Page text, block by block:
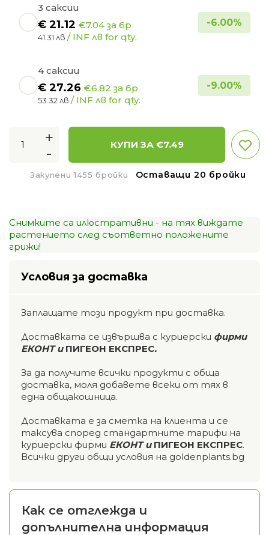
3 саксии
€ 21.12 €7.04 за бр
41.31 лв / INF лв for qty.
-6.00%
4 саксии
€ 27.26 €6.82 за бр
53.32 лв / INF лв for qty.
-9.00%
+
-
КУПИ ЗА €7.49
Закупени 1455 бройки Оставащи 20 бройки
Снимките са илюстративни - на тях виждате
растението след съответно положените
грижи!
Условия за доставка
Заплащате този продукт при доставка.
Доставката се извършва с куриерски фирми
ЕКОНТ и ПИГЕОН ЕКСПРЕС.
За да получите всички продукти с обща
доставка, моля добавете всеки от тях в
една общакошница.
Доставката е за сметка на клиента и се
таксува според стандартните тарифи на
куриерски фирми ЕКОНТ и ПИГЕОН ЕКСПРЕС.
Всички други общи условия на goldenplants.bg
Как се отглежда и
допълнителна информация